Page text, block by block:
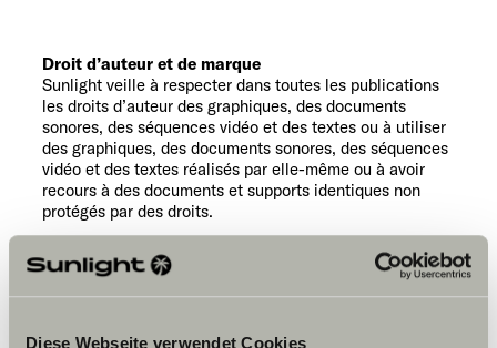
Diese Webseite verwendet Cookies
Droit d’auteur et de marque
Sunlight veille à respecter dans toutes les publications
les droits d’auteur des graphiques, des documents
sonores, des séquences vidéo et des textes ou à utiliser
des graphiques, des documents sonores, des séquences
vidéo et des textes réalisés par elle-même ou à avoir
recours à des documents et supports identiques non
protégés par des droits.
Les marques commerciales et les noms de marques
contenus dans ce site ou mentionnés par des tiers, sont
régis sans aucune restriction par les dispositions légales
les droits de propriétés de leurs dépositaires respectifs.